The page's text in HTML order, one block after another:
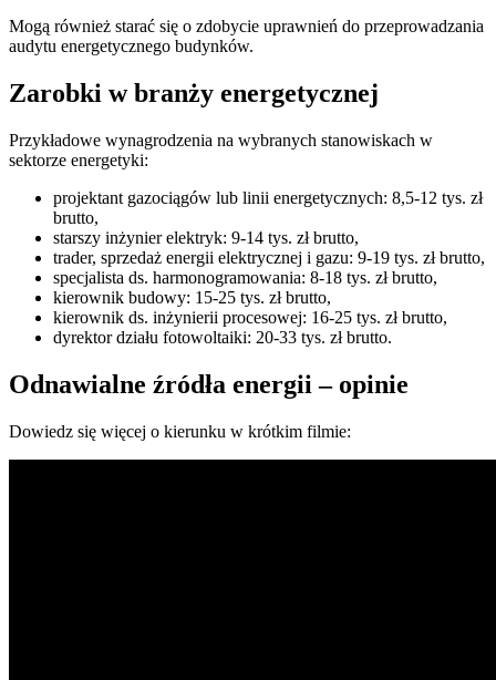
Mogą również starać się o zdobycie uprawnień do przeprowadzania
audytu energetycznego budynków.
Zarobki w branży energetycznej
Przykładowe wynagrodzenia na wybranych stanowiskach w
sektorze energetyki:
projektant gazociągów lub linii energetycznych: 8,5-12 tys. zł
brutto,
starszy inżynier elektryk: 9-14 tys. zł brutto,
trader, sprzedaż energii elektrycznej i gazu: 9-19 tys. zł brutto,
specjalista ds. harmonogramowania: 8-18 tys. zł brutto,
kierownik budowy: 15-25 tys. zł brutto,
kierownik ds. inżynierii procesowej: 16-25 tys. zł brutto,
dyrektor działu fotowoltaiki: 20-33 tys. zł brutto.
Odnawialne źródła energii – opinie
Dowiedz się więcej o kierunku w krótkim filmie: